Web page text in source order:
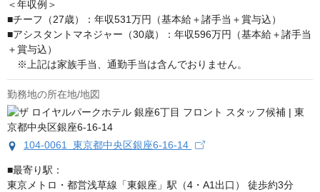
＜年収例＞
■チーフ（27歳）：年収531万円（基本給＋諸手当＋賞与込）
■アシスタントマネジャー（30歳）：年収596万円（基本給＋諸手当
＋賞与込）
※上記は家族手当、通勤手当は含んでおりません。
勤務地の所在地/地図
104-0061 東京都中央区銀座6-16-14
■最寄り駅：
東京メトロ・都営浅草線「東銀座」駅（4・A1出口） 徒歩約3分